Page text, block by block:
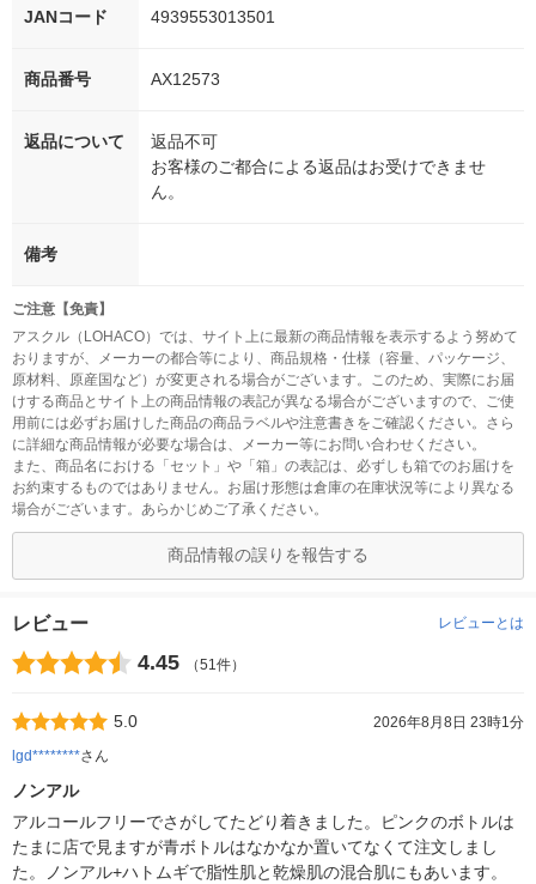
JANコード 4939553013501
商品番号 AX12573
返品について
返品不可
お客様のご都合による返品はお受けできませ
ん。
備考
ご注意【免責】
アスクル（LOHACO）では、サイト上に最新の商品情報を表示するよう努めて
おりますが、メーカーの都合等により、商品規格・仕様（容量、パッケージ、
原材料、原産国など）が変更される場合がございます。このため、実際にお届
けする商品とサイト上の商品情報の表記が異なる場合がございますので、ご使
用前には必ずお届けした商品の商品ラベルや注意書きをご確認ください。さら
に詳細な商品情報が必要な場合は、メーカー等にお問い合わせください。
また、商品名における「セット」や「箱」の表記は、必ずしも箱でのお届けを
お約束するものではありません。お届け形態は倉庫の在庫状況等により異なる
場合がございます。あらかじめご了承ください。
商品情報の誤りを報告する
レビュー レビューとは
4.45 （51件）
5.0
2026年8月8日 23時1分
lgd********さん
ノンアル
アルコールフリーでさがしてたどり着きました。ピンクのボトルは
たまに店で見ますが青ボトルはなかなか置いてなくて注文しまし
た。ノンアル+ハトムギで脂性肌と乾燥肌の混合肌にもあいます。